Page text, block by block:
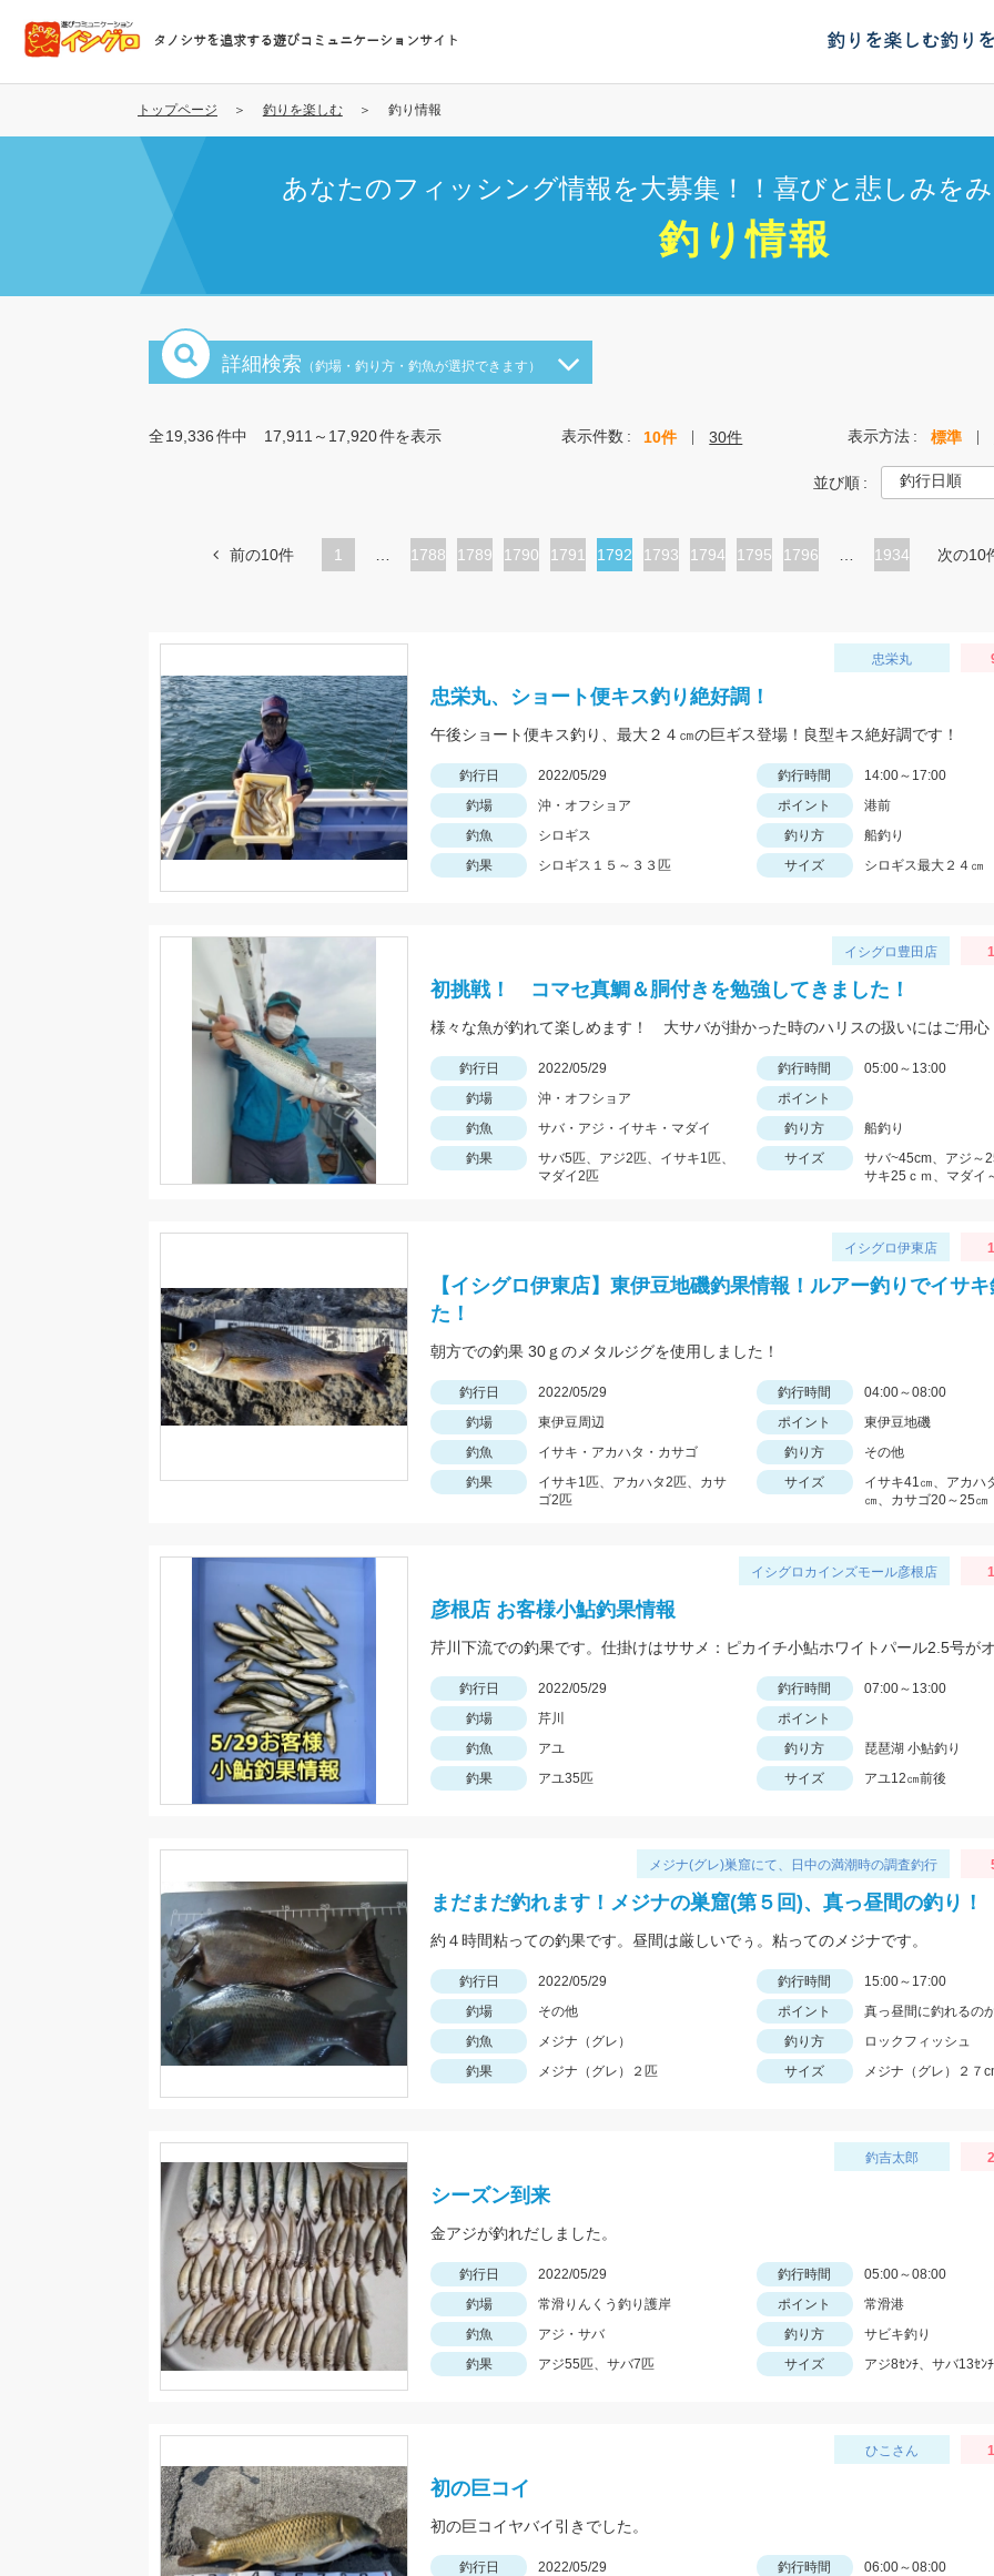
コ
テ
タノシサを追求する遊びコミュニケーションサイト 釣りを楽しむ釣り
トップページ 釣りを楽しむ 釣り情報
あなたのフィッシング情報を大募集！！喜びと悲しみをみ
釣り情報
詳細検索 （釣場・釣り方・釣魚が選択できます）
全19,336件中 17,911～17,920件を表示 表示件数 10件 30件 表示方法 標準
並び順
前の10件 1
ペ
1788
ペ
1789
ペ
1790
ペ
1791
カ
ペ
1792
ペ
1793
ペ
1794
ペ
1795
ペ
1796 1934 次の10
忠栄丸
忠栄丸、ショート便キス釣り絶好調！
午後ショート便キス釣り、最大２４㎝の巨ギス登場！良型キス絶好調です！
釣行日 2022/05/29 釣行時間
14:00～17:00
釣場
沖・オフショア ポイント
港前
釣魚
シロギス 釣り方
船釣り
釣果
シロギス１５～３３匹 サイズ シロギス最大２４㎝
イシグロ豊田店
初挑戦！ コマセ真鯛＆胴付きを勉強してきました！
様々な魚が釣れて楽しめます！ 大サバが掛かった時のハリスの扱いにはご用心
釣行日 2022/05/29 釣行時間
05:00～13:00
釣場
沖・オフショア
ポイント
釣魚
サバ・アジ・イサキ・マダイ 釣り方
船釣り
釣果
サバ5匹、アジ2匹、イサキ1匹、
マダイ2匹
サイズ
サバ~45cm、アジ～
サキ25ｃｍ、マダイ
イシグロ伊東店
【イシグロ伊東店】東伊豆地磯釣果情報！ルアー釣りでイサ
た！
朝方での釣果 30ｇのメタルジグを使用しました！
釣行日 2022/05/29 釣行時間
04:00～08:00
釣場
東伊豆周辺 ポイント
東伊豆地磯
釣魚
イサキ・アカハタ・カサゴ 釣り方
その他
釣果
イサキ1匹、アカハタ2匹、カサ
ゴ2匹
サイズ
イサキ41㎝、アカハ
㎝、カサゴ20～25㎝
イシグロカインズモール彦根店
彦根店 お客様小鮎釣果情報
釣行日 2022/05/29 釣行時間
07:00～13:00
釣場
芹川
ポイント
釣魚
アユ 釣り方
琵琶湖 小鮎釣り
釣果
アユ35匹 サイズ アユ12㎝前後
メジナ(グレ)巣窟にて、日中の満潮時の調査釣行
まだまだ釣れます！メジナの巣窟(第５回)、真っ昼間の釣り！
約４時間粘っての釣果です。昼間は厳しいでぅ。粘ってのメジナです。
釣行日 2022/05/29 釣行時間
15:00～17:00
釣場
その他 ポイント
真っ昼間に釣れるの
釣魚
メジナ（グレ） 釣り方
ロックフィッシュ
釣果
メジナ（グレ）２匹 サイズ メジナ（グレ）２７
釣吉太郎
シーズン到来
金アジが釣れだしました。
釣行日 2022/05/29 釣行時間
05:00～08:00
釣場
常滑りんくう釣り護岸 ポイント
常滑港
釣魚
アジ・サバ 釣り方
サビキ釣り
釣果
アジ55匹、サバ7匹 サイズ アジ8ｾﾝﾁ、サバ13ｾﾝﾁ
ひこさん
初の巨コイ
初の巨コイヤバイ引きでした。
釣行日 2022/05/29 釣行時間
06:00～08:00